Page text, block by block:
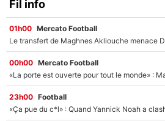
Fil info
01h00 Mercato Football
00h00 Mercato Football
23h00 Football